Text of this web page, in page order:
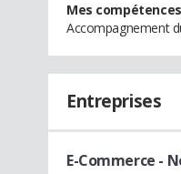
Mes
Accompagnement
Entreprises
E-Commerce -